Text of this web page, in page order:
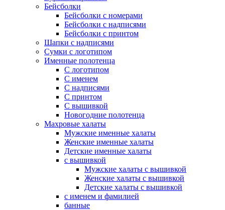
Бейсболки
Бейсболки с номерами
Бейсболки с надписями
Бейсболки с принтом
Шапки с надписями
Сумки с логотипом
Именные полотенца
С логотипом
С именем
С надписями
С принтом
С вышивкой
Новогодние полотенца
Махровые халаты
Мужские именные халаты
Женские именные халаты
Детские именные халаты
с вышивкой
Мужские халаты с вышивкой
Женские халаты с вышивкой
Детские халаты с вышивкой
с именем и фамилией
банные